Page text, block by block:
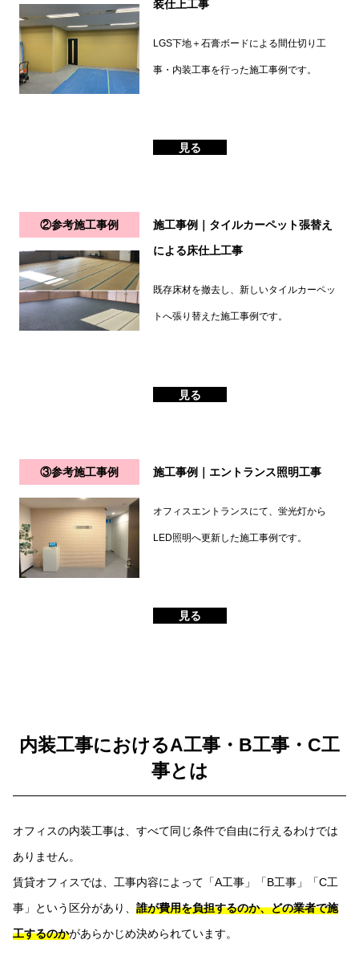
装仕上工事
LGS下地＋石膏ボードによる間仕切り工
事・内装工事を行った施工事例です。
見る
②参考施工事例
施工事例｜タイルカーペット張替え
による床仕上工事
既存床材を撤去し、新しいタイルカーペッ
トへ張り替えた施工事例です。
見る
③参考施工事例 施工事例｜エントランス照明工事
オフィスエントランスにて、蛍光灯から
LED照明へ更新した施工事例です。
見る
内装工事におけるA工事・B工事・C工
事とは
オフィスの内装工事は、すべて同じ条件で自由に行えるわけでは
ありません。
賃貸オフィスでは、工事内容によって「A工事」「B工事」「C工
事」という区分があり、 誰が費用を負担するのか、どの業者で施
工するのかがあらかじめ決められています。